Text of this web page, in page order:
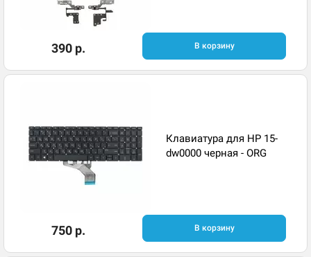
390 р. В корзину
Клавиатура для HP 15-
dw0000 черная - ORG
750 р. В корзину